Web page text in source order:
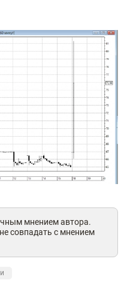
мнением автора.
совпадать с мнением